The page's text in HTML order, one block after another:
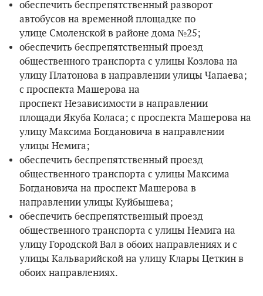
обеспечить беспрепятственный разворот
автобусов на временной площадке по
улице Смоленской в районе дома №25;
обеспечить беспрепятственный проезд
общественного транспорта с улицы Козлова на
улицу Платонова в направлении улицы Чапаева;
с проспекта Машерова на
проспект Независимости в направлении
площади Якуба Коласа; с проспекта Машерова на
улицу Максима Богдановича в направлении
улицы Немига;
обеспечить беспрепятственный проезд
общественного транспорта с улицы Максима
Богдановича на проспект Машерова в
направлении улицы Куйбышева;
обеспечить беспрепятственный проезд
общественного транспорта с улицы Немига на
улицу Городской Вал в обоих направлениях и с
улицы Кальварийской на улицу Клары Цеткин в
обоих направлениях.